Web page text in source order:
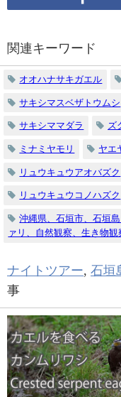
関連キーワード
オオハナサキガエル
サキシマスベザトウムシ
サキシママダラ ズ
ミナミヤモリ ヤエ
リュウキュウアオバズク
リュウキュウコノハズク
沖縄県、石垣市、石垣
ァリ、自然観察、生き物観
ナイトツアー, 石垣
事